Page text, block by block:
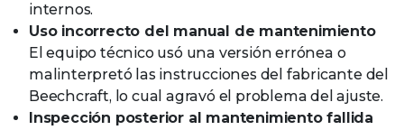
internos.
Uso incorrecto del manual de mantenimiento
El equipo técnico usó una versión errónea o
malinterpretó las instrucciones del fabricante del
Beechcraft, lo cual agravó el problema del ajuste.
Inspección posterior al mantenimiento fallida